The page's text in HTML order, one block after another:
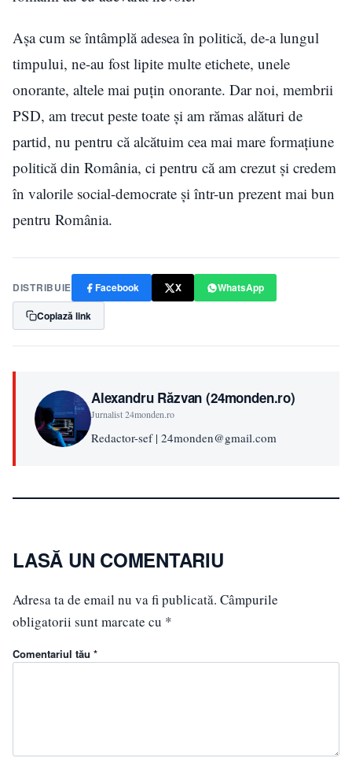
Așa cum se întâmplă adesea în politică, de-a lungul
timpului, ne-au fost lipite multe etichete, unele
onorante, altele mai puțin onorante. Dar noi, membrii
PSD, am trecut peste toate și am rămas alături de
partid, nu pentru că alcătuim cea mai mare formațiune
politică din România, ci pentru că am crezut și credem
în valorile social-democrate și într-un prezent mai bun
pentru România.
DISTRIBUIE Facebook X
WhatsApp
Copiază link
Alexandru Răzvan (24monden.ro)
Jurnalist 24monden.ro
Redactor-sef | 24monden@gmail.com
LASĂ UN COMENTARIU
Adresa ta de email nu va fi publicată. Câmpurile
obligatorii sunt marcate cu *
Comentariul tău *